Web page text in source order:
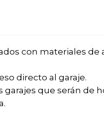
con materiales
directo al garaje.
garajes que serán de